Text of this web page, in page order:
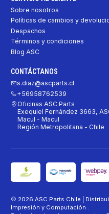
Sobre nosotros
Políticas de cambios y
Despachos
Términos y condiciones
Blog ASC
CONTÁCTANOS
s.diaz@ascparts.cl
+56958762539
Oficinas ASC Parts
Exequiel Fernández 3663,
Macul - Macul
Región Metropolitana - Chile
2026 ASC Parts Chile |
Impresión y Computación .